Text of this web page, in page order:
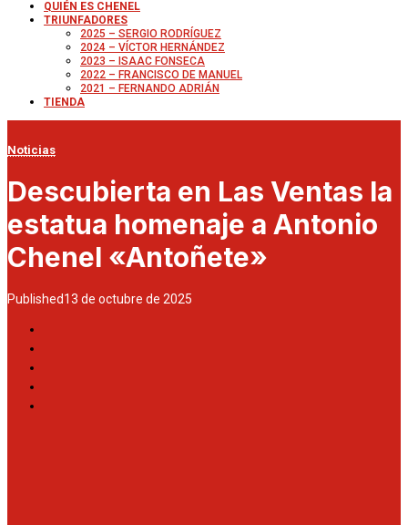
QUIÉN ES CHENEL
TRIUNFADORES
2025 – SERGIO RODRÍGUEZ
2024 – VÍCTOR HERNÁNDEZ
2023 – ISAAC FONSECA
2022 – FRANCISCO DE MANUEL
2021 – FERNANDO ADRIÁN
TIENDA
Noticias
Descubierta en Las Ventas la
estatua homenaje a Antonio
Chenel «Antoñete»
Published13 de octubre de 2025